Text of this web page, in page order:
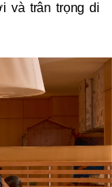
và trân trọng di